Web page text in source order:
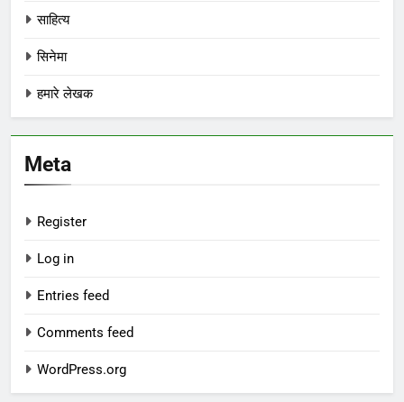
साहित्य
सिनेमा
हमारे लेखक
Meta
Register
Log in
Entries feed
Comments feed
WordPress.org